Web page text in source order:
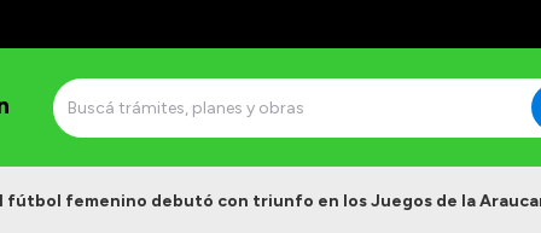
fútbol femenino debutó con triunfo en los Juegos de la